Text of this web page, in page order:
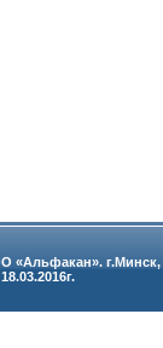
«Альфакан».